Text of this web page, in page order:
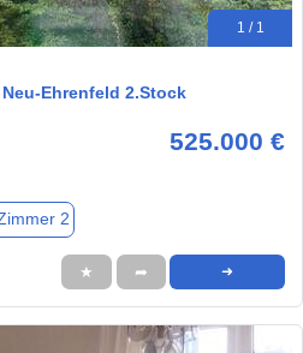
1 / 1
Ehrenfeld 2.Stock
525.000 €
2
★ ➦ ➜